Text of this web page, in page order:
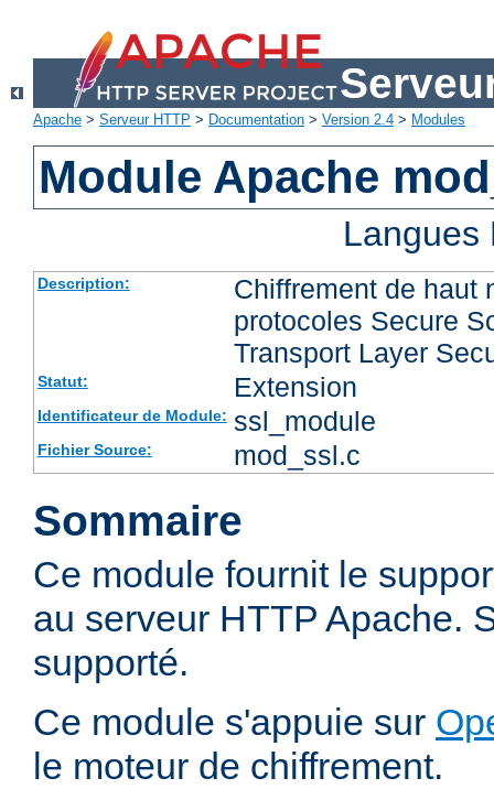
Apache > Serveur HTTP > Documentation > Version 2.4 > Modules
Module Apache
Description:
Chiffrement de haut
protocoles Secure
Transport Layer
Statut: Extension
Identificateur de Module: ssl_module
Fichier Source: mod_ssl.c
Sommaire
Ce module fournit le
au serveur HTTP Apache.
supporté.
Ce module s'appuie sur
le moteur de chiffrement.